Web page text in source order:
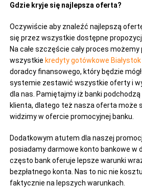
Gdzie kryje się najlepsza oferta?
Oczywiście aby znaleźć najlepszą
się przez wszystkie dostępne
Na całe szczęście cały proces
wszystkie kredyty gotówkowe Białystok
doradcy finansowego, który będzie
systemie zestawić wszystkie oferty i
dla nas. Pamiętajmy iż banki
klienta, dlatego też nasza oferta może
widzimy w ofercie promocyjnej banku.
Dodatkowym atutem dla naszej
posiadamy darmowe konto bankowe w
często bank oferuje lepsze warunki
bezpłatnego konta. Nas to nic nie
faktycznie na lepszych warunkach.